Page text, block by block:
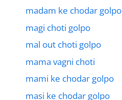
madam ke chodar golpo
magi choti golpo
mal out choti golpo
mama vagni choti
mami ke chodar golpo
masi ke chodar golpo